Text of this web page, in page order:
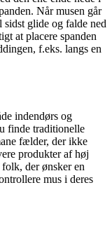
Når musen går
glide og falde ned
at placere spanden
f.eks. langs en
indendørs og
finde traditionelle
fælder, der ikke
produkter af høj
der ønsker en
mus i deres